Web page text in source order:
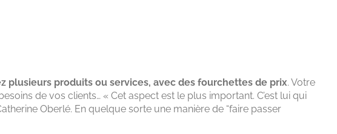
plusieurs produits ou services, avec des fourchettes de prix. Votre
de vos clients… « Cet aspect est le plus important. C’est lui qui
Oberlé. En quelque sorte une manière de “faire passer